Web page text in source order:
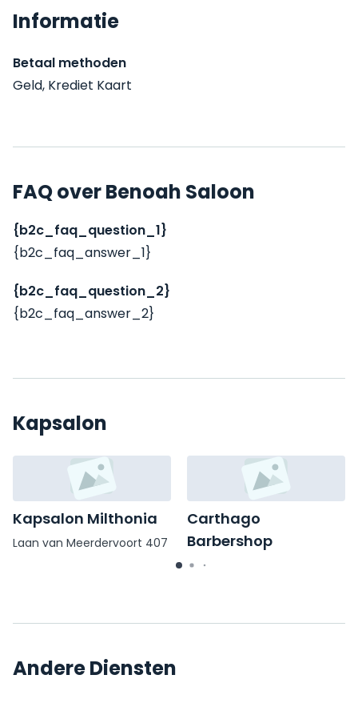
Informatie
Betaal methoden
Geld, Krediet Kaart
FAQ over Benoah Saloon
{b2c_faq_question_1}
{b2c_faq_answer_1}
{b2c_faq_question_2}
{b2c_faq_answer_2}
Kapsalon
Kapsalon Milthonia
Laan van Meerdervoort 407
Carthago
Barbershop
Jan Hendrikstraat 7
Andere Diensten